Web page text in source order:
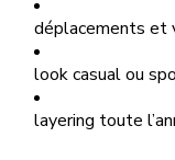
déplacements et
look casual ou
layering toute